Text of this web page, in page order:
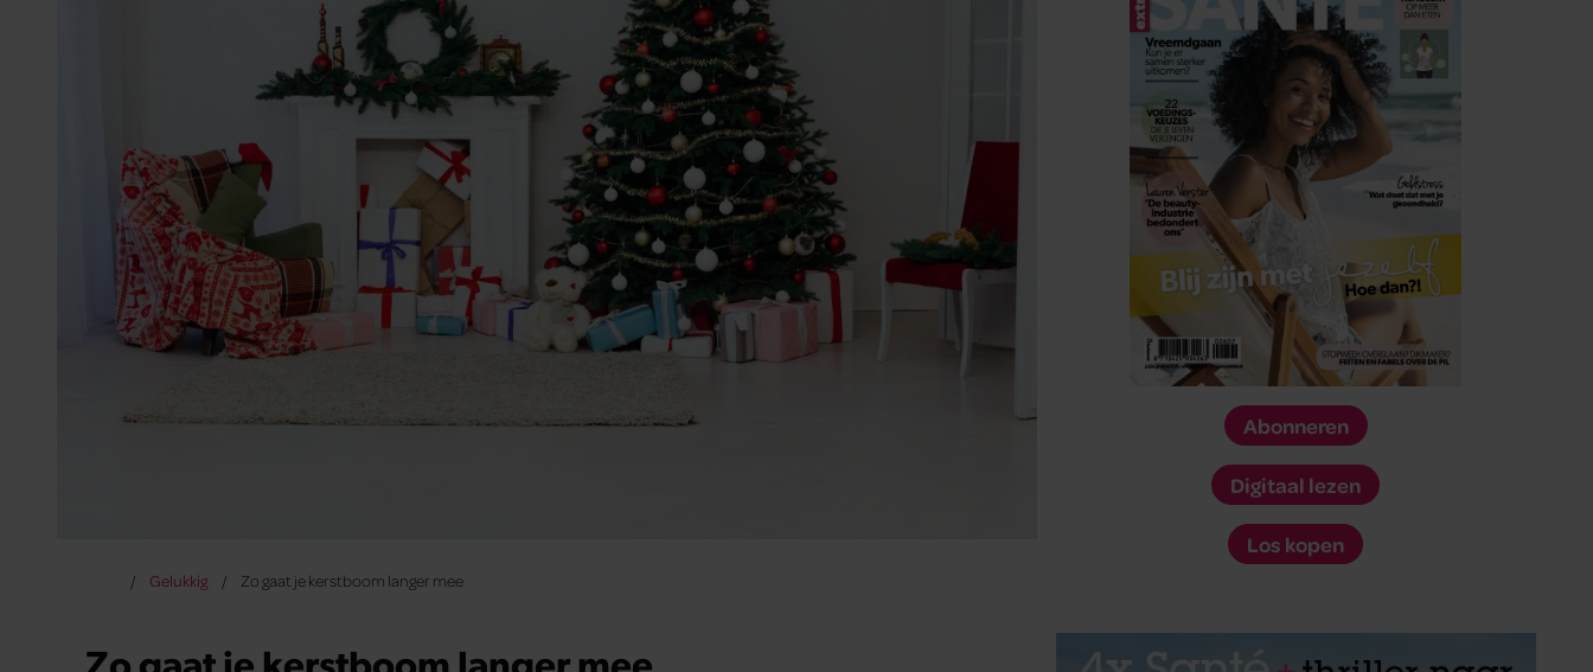
Gelukkig Zo gaat je kerstboom langer mee
Abonneren
Digitaal lezen
Los kopen